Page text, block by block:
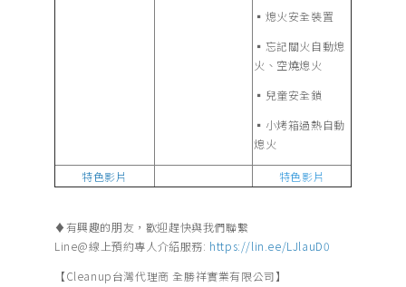
▪︎熄火安全裝置
▪︎忘記關火自動熄
火、空燒熄火
▪︎兒童安全鎖
▪︎小烤箱過熱自動
熄火
特色影片 特色影片
♦有興趣的朋友，歡迎趕快與我們聯繫
Line@線上預約專人介紹服務: https://lin.ee/LJlauD0
【Cleanup台灣代理商 全勝祥實業有限公司】